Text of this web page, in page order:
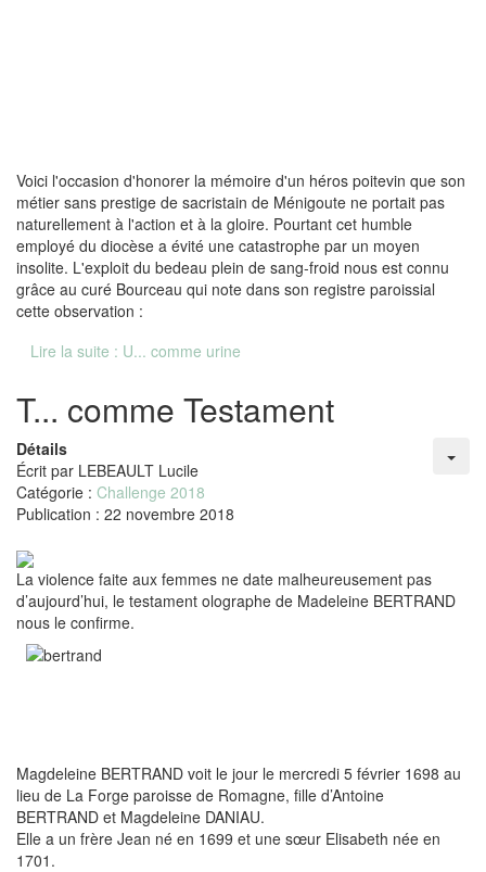
Voici l'occasion d'honorer la mémoire d'un héros poitevin que son
métier sans prestige de sacristain de Ménigoute ne portait pas
naturellement à l'action et à la gloire. Pourtant cet humble
employé du diocèse a évité une catastrophe par un moyen
insolite. L'exploit du bedeau plein de sang-froid nous est connu
grâce au curé Bourceau qui note dans son registre paroissial
cette observation :
Lire la suite : U... comme urine
T... comme Testament
Détails
Écrit par LEBEAULT Lucile
Catégorie : Challenge 2018
Publication : 22 novembre 2018
La violence faite aux femmes ne date malheureusement pas
d’aujourd’hui, le testament olographe de Madeleine BERTRAND
nous le confirme.
Magdeleine BERTRAND voit le jour le mercredi 5 février 1698 au
lieu de La Forge paroisse de Romagne, fille d’Antoine
BERTRAND et Magdeleine DANIAU.
Elle a un frère Jean né en 1699 et une sœur Elisabeth née en
1701.